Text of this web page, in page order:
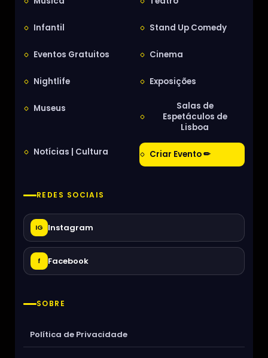
Infantil Stand Up Comedy
Eventos Gratuitos Cinema
Nightlife Exposições
Museus
Salas de
Espetáculos de
Lisboa
Notícias | Cultura Criar Evento ✏
REDES SOCIAIS
IG Instagram
f Facebook
SOBRE
Política de Privacidade